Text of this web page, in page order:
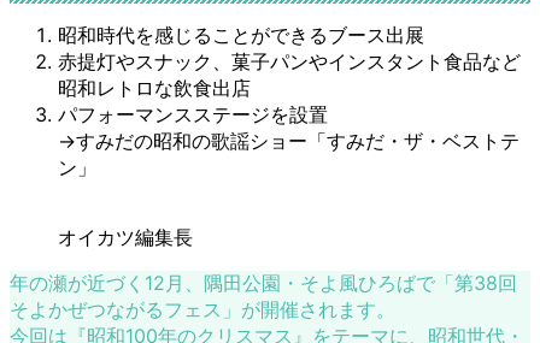
昭和時代を感じることができるブース出展
赤提灯やスナック、菓子パンやインスタント食品など
昭和レトロな飲食出店
パフォーマンスステージを設置
→すみだの昭和の歌謡ショー「すみだ・ザ・ベストテ
ン」
オイカツ編集長
年の瀬が近づく12月、隅田公園・そよ風ひろばで「第38回
そよかぜつながるフェス」が開催されます。
今回は『昭和100年のクリスマス』をテーマに、昭和世代・